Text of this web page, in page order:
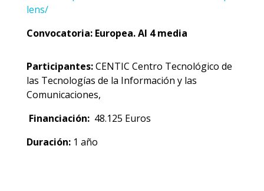
lens/
Convocatoria: Europea. AI 4 media
Participantes:CENTIC Centro Tecnológico de
las Tecnologías de la Información y las
Comunicaciones,
Financiación:48.125 Euros
Duración: 1 año